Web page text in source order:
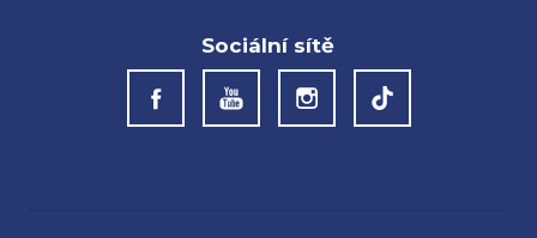
Sociální sítě